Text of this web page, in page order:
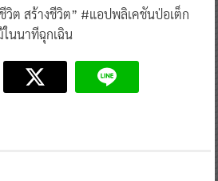
วิต สร้างชีวิต” #แอปพลิเคชันป่อเต็ก
นนาทีฉุกเฉิน